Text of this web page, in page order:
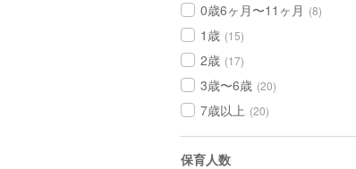
0歳6ヶ月〜11ヶ月 (8)
1歳 (15)
2歳 (17)
3歳〜6歳 (20)
7歳以上 (20)
保育人数